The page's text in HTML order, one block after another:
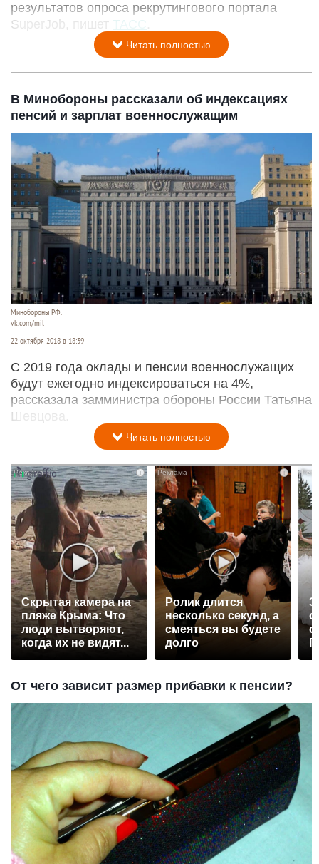
результатов опроса рекрутингового портала
SuperJob, пишет ТАСС
Читать полностью
В Минобороны рассказали об индексациях
пенсий и зарплат военнослужащим
Минобороны РФ.
vk.com/mil
22 октября 2018 в 18:39
С 2019 года оклады и пенсии военнослужащих
будут ежегодно индексироваться на 4%,
рассказала замминистра обороны России Татьяна
Шевцова.
Читать полностью
i
Скрытая камера на
пляже Крыма: Что
люди вытворяют,
когда их не видят...
Ролик длится
несколько секунд, а
смеяться вы будете
долго
От чего зависит размер прибавки к пенсии?